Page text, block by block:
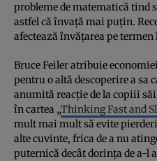
probleme de matematică tind
astfel că învaţă mai puţin.
afectează învăţarea pe
Bruce Feiler atribuie
pentru o altă descoperire a sa
anumită reacţie de la copiii
în cartea „Thinking Fast and
mult mai mult să evite
alte cuvinte, frica de a nu
puternică decât dorinţa de a-l